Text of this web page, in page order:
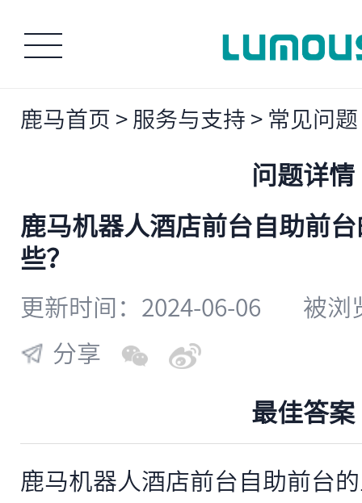
鹿马首页 > 服务与支持 > 常见问题
问题详情
鹿马机器人酒店前台自助前
些？
更新时间：2024-06-06
被浏
分享
最佳答案
鹿马机器人酒店前台自助前台